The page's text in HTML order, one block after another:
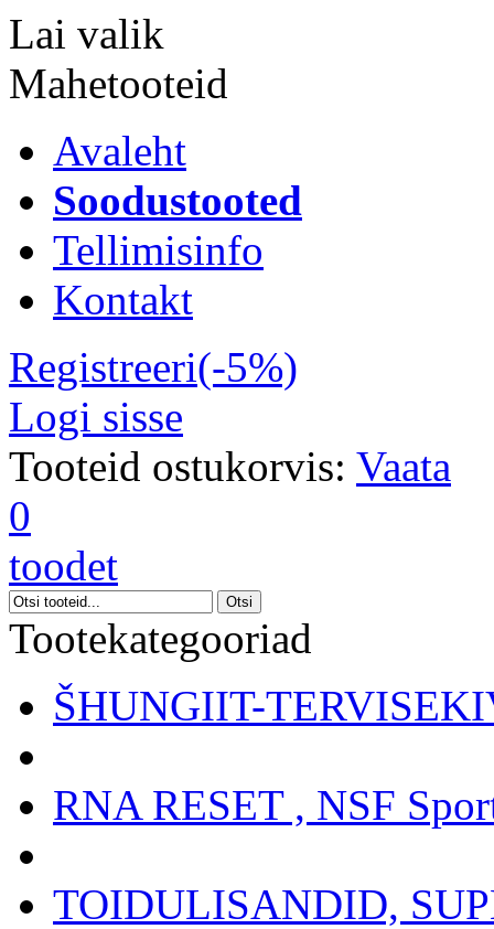
Lai valik
Mahetooteid
Avaleht
Soodustooted
Tellimisinfo
Kontakt
Registreeri(-5%)
Logi sisse
Tooteid ostukorvis: Vaata
0
toodet
Tootekategooriad
ŠHUNGIIT-
RNA RESET , NSF
TOIDULISANDID,